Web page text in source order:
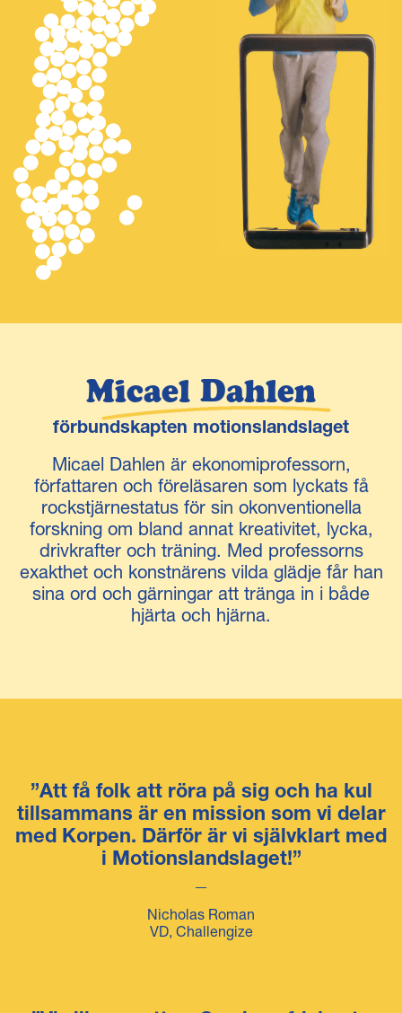
Micael Dahlen
förbundskapten motionslandslaget
Micael Dahlen är ekonomiprofessorn,
författaren och föreläsaren som lyckats få
rockstjärnestatus för sin okonventionella
forskning om bland annat kreativitet, lycka,
drivkrafter och träning. Med professorns
exakthet och konstnärens vilda glädje får han
sina ord och gärningar att tränga in i både
hjärta och hjärna.
”Att få folk att röra på sig och ha kul
tillsammans är en mission som vi delar
med Korpen. Därför är vi självklart med
i Motionslandslaget!”
Nicholas Roman
VD, Challengize